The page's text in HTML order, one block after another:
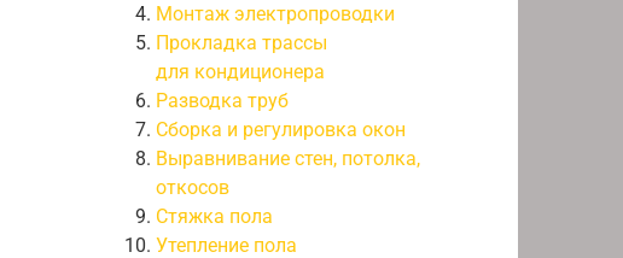
Монтаж электропроводки
Прокладка трассы
для кондиционера
Разводка труб
Сборка и регулировка окон
Выравнивание стен, потолка,
откосов
Стяжка пола
Утепление пола